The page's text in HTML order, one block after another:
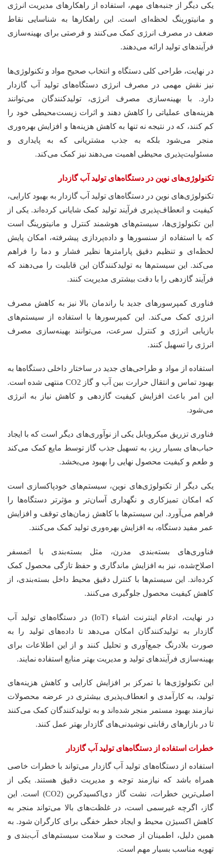
یکی دیگر از جنبه‌های مهم، استفاده از راهکارهای مدیریت انرژی
و مانیتورینگ لحظه‌ای است. این راهکارها به شناسایی نقاط
ضعف در مصرف انرژی کمک می‌کنند و فرصتی برای بهینه‌سازی
فرآیندهای تولید ارائه می‌دهند.
در نهایت، طراحی کلی دستگاه و انتخاب صحیح مواد و تکنولوژی‌ها
نیز نقش مهمی در مصرف انرژی دستگاه‌های تولید آب گازدار
دارد. با بهینه‌سازی مصرف انرژی، تولیدکنندگان می‌توانند
هزینه‌های عملیاتی را کاهش دهند و اثرات زیست‌محیطی خود را
کم کنند، که در نتیجه نه تنها به کاهش هزینه‌ها و افزایش بهره‌وری
منجر می‌شود بلکه به جذب مشتریانی که به پایداری و
مسئولیت‌پذیری محیطی اهمیت می‌دهند نیز کمک می‌کند.
تکنولوژی‌های نوین در دستگاه‌های تولید آب گازدار
تکنولوژی‌های نوین در دستگاه‌های تولید آب گازدار به بهبود کارایی،
کیفیت و انعطاف‌پذیری فرآیند تولید کمک شایانی کرده‌اند. یکی از
این تکنولوژی‌ها، سیستم‌های هوشمند کنترل و مانیتورینگ است
که با استفاده از سنسورها و داده‌پردازی پیشرفته، امکان پایش
لحظه‌ای و تنظیم دقیق پارامترها نظیر فشار و دما را فراهم
می‌کند. این سیستم‌ها به تولیدکنندگان این قابلیت را می‌دهند که
فرآیند گازدهی را با دقت بیشتری مدیریت کنند.
فناوری کمپرسورهای جدید با راندمان بالا نیز به کاهش مصرف
انرژی کمک می‌کند. این کمپرسورها با استفاده از سیستم‌های
بازیابی انرژی و کنترل سرعت، می‌توانند بهینه‌سازی مصرف
انرژی را تسهیل کنند.
استفاده از مواد و طراحی‌های جدید در ساختار داخلی دستگاه‌ها به
بهبود تماس و انتقال حرارت بین آب و گاز CO2 منتهی شده است.
این امر باعث افزایش کیفیت گازدهی و کاهش نیاز به انرژی
می‌شود.
فناوری تزریق میکروبابل یکی از نوآوری‌های دیگر است که با ایجاد
حباب‌های بسیار ریز، به تسهیل جذب گاز توسط مایع کمک می‌کند
و طعم و کیفیت محصول نهایی را بهبود می‌بخشد.
یکی دیگر از تکنولوژی‌های نوین، سیستم‌های خودپاکسازی است
که امکان تمیزکاری و نگهداری آسان‌تر و مؤثرتر دستگاه‌ها را
فراهم می‌آورد. این سیستم‌ها با کاهش زمان‌های توقف و افزایش
عمر مفید دستگاه، به افزایش بهره‌وری تولید کمک می‌کنند.
فناوری‌های بسته‌بندی مدرن، مثل بسته‌بندی با اتمسفر
اصلاح‌شده، نیز به افزایش ماندگاری و حفظ تازگی محصول کمک
کرده‌اند. این سیستم‌ها با کنترل دقیق محیط داخل بسته‌بندی، از
کاهش کیفیت محصول جلوگیری می‌کنند.
در نهایت، ادغام اینترنت اشیاء (IoT) در دستگاه‌های تولید آب
گازدار به تولیدکنندگان امکان می‌دهد تا داده‌های تولید را به
صورت بلادرنگ جمع‌آوری و تحلیل کنند و از این اطلاعات برای
بهینه‌سازی فرآیندهای تولید و مدیریت بهتر منابع استفاده نمایند.
این تکنولوژی‌ها با تمرکز بر افزایش کارایی و کاهش هزینه‌های
تولید، به کارآمدی و انعطاف‌پذیری بیشتری در عرضه محصولات
نیازمند بهبود مستمر منجر شده‌اند و به تولیدکنندگان کمک می‌کنند
تا در بازارهای رقابتی نوشیدنی‌های گازدار بهتر عمل کنند.
خطرات استفاده از دستگاه‌های تولید آب گازدار
استفاده از دستگاه‌های تولید آب گازدار می‌تواند با خطرات خاصی
همراه باشد که نیازمند توجه و مدیریت دقیق هستند. یکی از
اصلی‌ترین خطرات، نشت گاز دی‌اکسیدکربن (CO2) است. این
گاز، اگرچه غیرسمی است، در غلظت‌های بالا می‌تواند منجر به
کاهش اکسیژن محیط و ایجاد خطر خفگی برای کارگران شود. به
همین دلیل، اطمینان از صحت و سلامت سیستم‌های آب‌بندی و
تهویه مناسب بسیار مهم است.